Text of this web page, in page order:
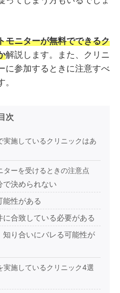
モニターが無料でできるク
解説します。また、クリニ
に参加するときに注意すべ
次
実施しているクリニックはあ
ターを受けるときの注意点
で決められない
能性がある
合致している必要がある
り合いにバレる可能性が
実施しているクリニック4選